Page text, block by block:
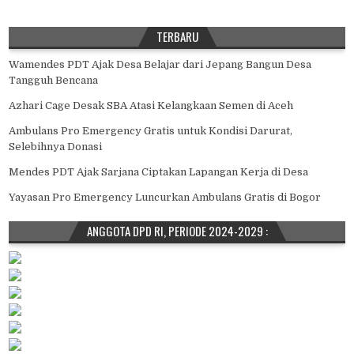
TERBARU
Wamendes PDT Ajak Desa Belajar dari Jepang Bangun Desa
Tangguh Bencana
Azhari Cage Desak SBA Atasi Kelangkaan Semen di Aceh
Ambulans Pro Emergency Gratis untuk Kondisi Darurat,
Selebihnya Donasi
Mendes PDT Ajak Sarjana Ciptakan Lapangan Kerja di Desa
Yayasan Pro Emergency Luncurkan Ambulans Gratis di Bogor
ANGGOTA DPD RI, PERIODE 2024-2029 :